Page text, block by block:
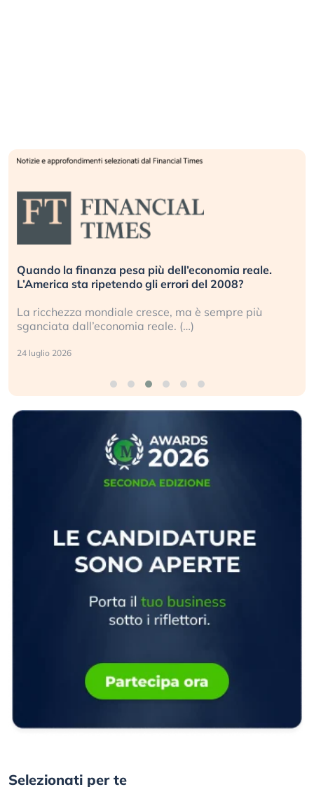
Russia e Cina pronti a spegnere Starlink. Gli
investitori stanno sottovalutando il rischio?
Gli investitori tech continuano a ignorare il rischio
geopolitico: il (…)
17 luglio 2026
Selezionati per te